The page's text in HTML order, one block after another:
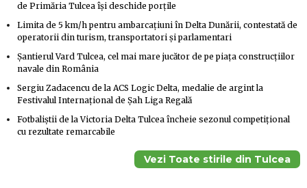
de Primăria Tulcea îşi deschide porţile
Limita de 5 km/h pentru ambarcaţiuni în Delta Dunării, contestată de
operatorii din turism, transportatori şi parlamentari
Şantierul Vard Tulcea, cel mai mare jucător de pe piaţa construcţiilor
navale din România
Sergiu Zadacencu de la ACS Logic Delta, medalie de argint la
Festivalul Internaţional de Şah Liga Regală
Fotbaliştii de la Victoria Delta Tulcea încheie sezonul competiţional
cu rezultate remarcabile
Vezi Toate stirile din Tulcea